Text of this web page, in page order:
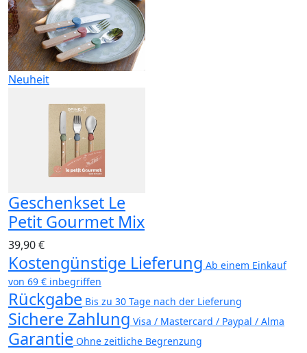
Neuheit
Geschenkset Le
Petit Gourmet Mix
39,90 €
Kostengünstige Lieferung Ab einem Einkauf
von 69 € inbegriffen
Rückgabe Bis zu 30 Tage nach der Lieferung
Sichere Zahlung Visa / Mastercard / Paypal / Alma
Garantie Ohne zeitliche Begrenzung